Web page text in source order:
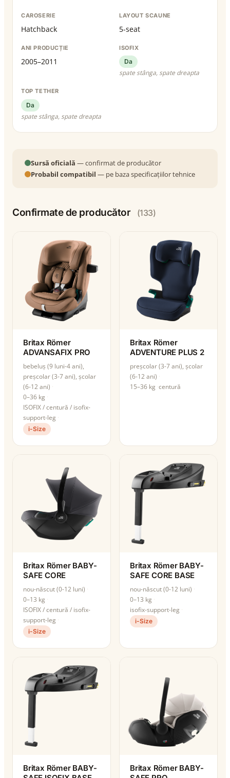
CAROSERIE
Hatchback
LAYOUT SCAUNE
5-seat
ANI PRODUCȚIE
2005–2011
ISOFIX
Da
spate stânga, spate dreapta
TOP TETHER
Da
spate stânga, spate dreapta
Sursă oficială — confirmat de producător
Probabil compatibil — pe baza specificațiilor tehnice
Confirmate de producător (133)
Britax Römer
ADVANSAFIX PRO
bebeluș (9 luni-4 ani),
preșcolar (3-7 ani), școlar
(6-12 ani)
0–36 kg
ISOFIX / centură / isofix-
support-leg
i-Size
Britax Römer
ADVENTURE PLUS 2
preșcolar (3-7 ani), școlar
(6-12 ani)
15–36 kg centură
Britax Römer BABY-
SAFE CORE
nou-născut (0-12 luni)
0–13 kg
ISOFIX / centură / isofix-
support-leg
i-Size
Britax Römer BABY-
SAFE CORE BASE
nou-născut (0-12 luni)
0–13 kg
isofix-support-leg
i-Size
Britax Römer BABY-
Britax Römer BABY-